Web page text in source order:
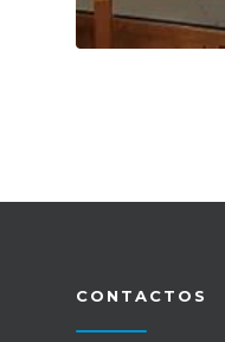
CONTACTOS